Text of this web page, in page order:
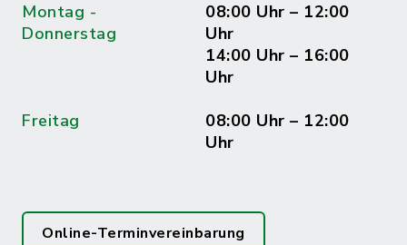
Montag -
Donnerstag
08:00 Uhr – 12:00
Uhr
14:00 Uhr – 16:00
Uhr
Freitag
08:00 Uhr – 12:00
Uhr
Online-Terminvereinbarung